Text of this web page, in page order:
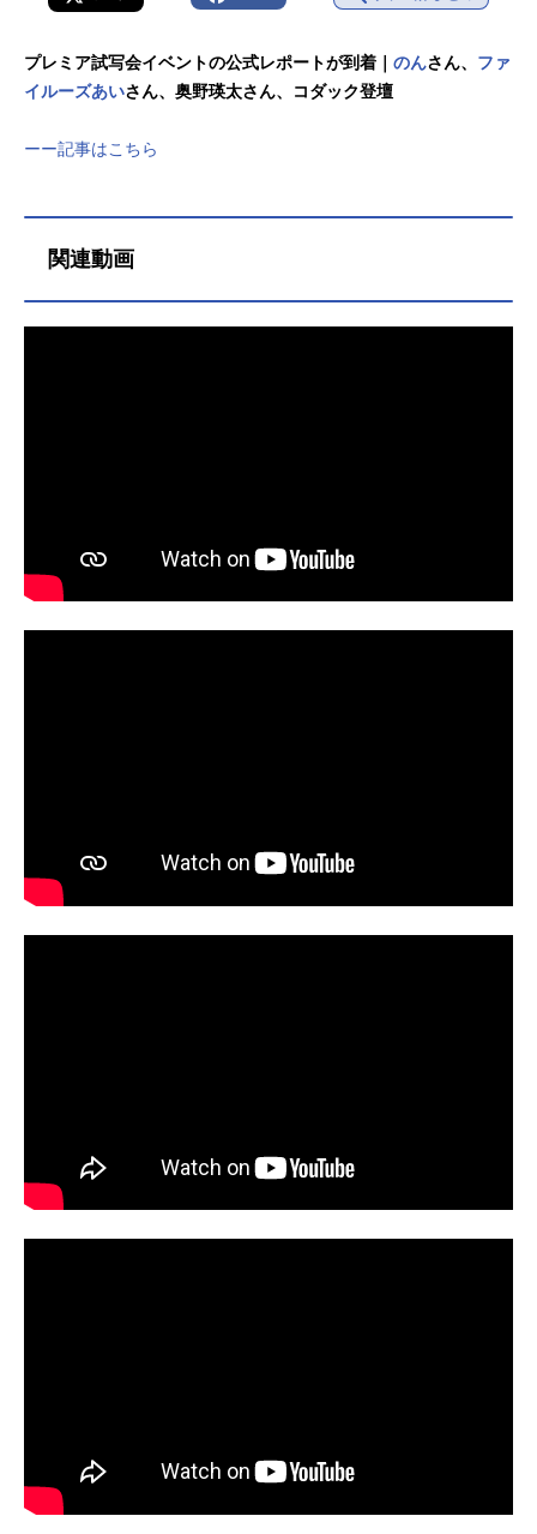
プレミア試写会イベントの公式レポートが到着｜ のんさん、 ファ
イルーズあいさん、奥野瑛太さん、コダック登壇
ーー記事はこちら
関連動画